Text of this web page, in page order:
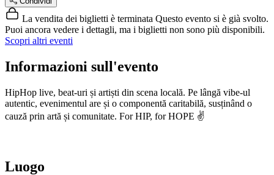
La vendita dei biglietti è terminata Questo evento si è già svolto.
Puoi ancora vedere i dettagli, ma i biglietti non sono più disponibili.
Scopri altri eventi
Informazioni sull'evento
HipHop live, beat-uri și artiști din scena locală. Pe lângă vibe-ul
autentic, evenimentul are și o componentă caritabilă, susținând o
cauză prin artă și comunitate. For HIP, for HOPE ✌️
Luogo